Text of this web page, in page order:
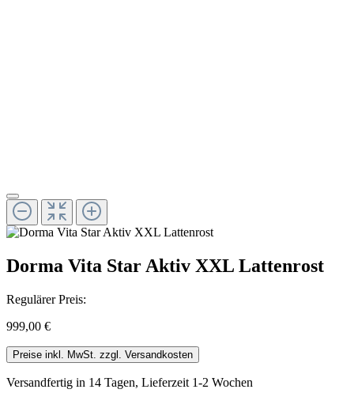
Dorma Vita Star Aktiv XXL Lattenrost
Regulärer Preis:
999,00 €
Preise inkl. MwSt. zzgl. Versandkosten
Versandfertig in 14 Tagen, Lieferzeit 1-2 Wochen